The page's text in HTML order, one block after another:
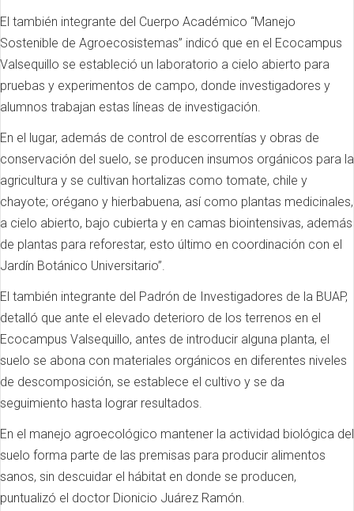
El también integrante del Cuerpo Académico “Manejo
Sostenible de Agroecosistemas” indicó que en el Ecocampus
Valsequillo se estableció un laboratorio a cielo abierto para
pruebas y experimentos de campo, donde investigadores y
alumnos trabajan estas líneas de investigación.
En el lugar, además de control de escorrentías y obras de
conservación del suelo, se producen insumos orgánicos para la
agricultura y se cultivan hortalizas como tomate, chile y
chayote; orégano y hierbabuena, así como plantas medicinales,
a cielo abierto, bajo cubierta y en camas biointensivas, además
de plantas para reforestar, esto último en coordinación con el
Jardín Botánico Universitario”.
El también integrante del Padrón de Investigadores de la BUAP,
detalló que ante el elevado deterioro de los terrenos en el
Ecocampus Valsequillo, antes de introducir alguna planta, el
suelo se abona con materiales orgánicos en diferentes niveles
de descomposición, se establece el cultivo y se da
seguimiento hasta lograr resultados.
En el manejo agroecológico mantener la actividad biológica del
suelo forma parte de las premisas para producir alimentos
sanos, sin descuidar el hábitat en donde se producen,
puntualizó el doctor Dionicio Juárez Ramón.